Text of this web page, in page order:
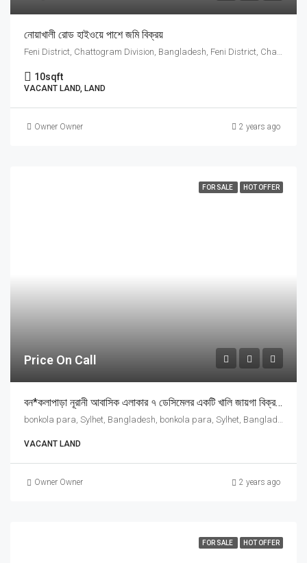
নোয়াখালী রোড হাইওয়ে পাশে জমি বিক্রয়
10sqft
VACANT LAND, LAND
Owner Owner 2 years ago
FOR SALE HOT OFFER
Price On Call
বন*কলাপাড়া নূরানী আবাসিক এলাকার ৭ ডেসিমেলর একটি খালি জায়গা বিক্রয় হবে
bonkola para, Sylhet, Bangladesh, bonkola para, Sylhet, Bangladesh, সিলেট, সিলেট বিভাগ
VACANT LAND
Owner Owner 2 years ago
FOR SALE HOT OFFER